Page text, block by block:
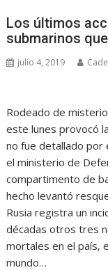
Los últimos
submarinos
julio 4, 2019
Rodeado de
este lunes provocó
no fue detallado por
el ministerio de
compartimento de
hecho levantó
Rusia registra un
décadas otros tres
mortales en el país,
mundo…